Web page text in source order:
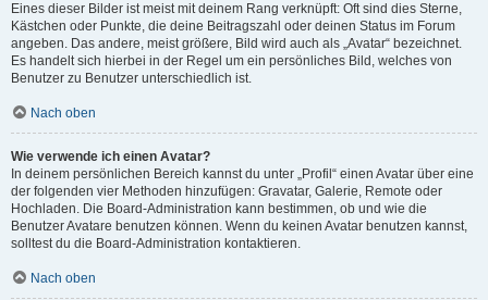
Eines dieser Bilder ist meist mit deinem Rang verknüpft: Oft sind dies Sterne,
Kästchen oder Punkte, die deine Beitragszahl oder deinen Status im Forum
angeben. Das andere, meist größere, Bild wird auch als „Avatar“ bezeichnet.
Es handelt sich hierbei in der Regel um ein persönliches Bild, welches von
Benutzer zu Benutzer unterschiedlich ist.
Nach oben
Wie verwende ich einen Avatar?
In deinem persönlichen Bereich kannst du unter „Profil“ einen Avatar über eine
der folgenden vier Methoden hinzufügen: Gravatar, Galerie, Remote oder
Hochladen. Die Board-Administration kann bestimmen, ob und wie die
Benutzer Avatare benutzen können. Wenn du keinen Avatar benutzen kannst,
solltest du die Board-Administration kontaktieren.
Nach oben